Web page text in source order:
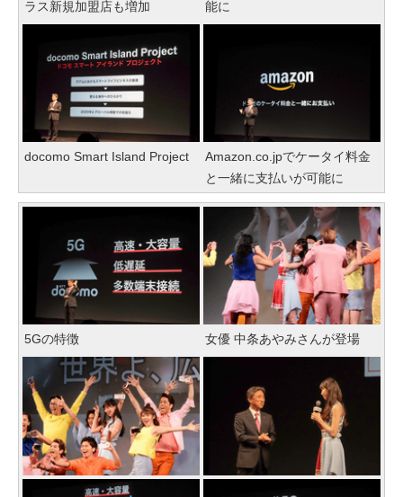
ラス新規加盟店も増加 能に
docomo Smart Island Project
Amazon.co.jpでケータイ料金
と一緒に支払いが可能に
5Gの特徴 女優 中条あやみさんが登場